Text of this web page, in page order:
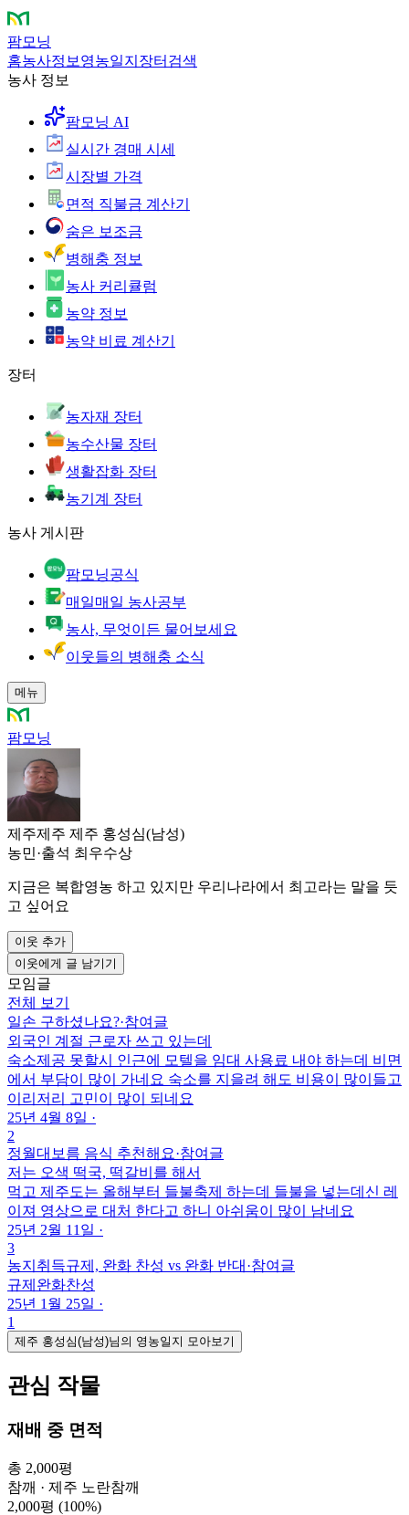
팜모닝
홈농사정보 영농일지 장터 검색
농사 정보
팜모닝 AI
실시간 경매 시세
시장별 가격
면적 직불금 계산기
숨은 보조금
병해충 정보
농사 커리큘럼
농약 정보
농약 비료 계산기
장터
농자재 장터
농수산물 장터
생활잡화 장터
농기계 장터
농사 게시판
팜모닝공식
매일매일 농사공부
농사, 무엇이든 물어보세요
이웃들의 병해충 소식
메뉴
팜모닝
제주제주 제주 홍성심(남성)
농민·출석 최우수상
지금은 복합영농 하고 있지만 우리나라에서 최고라는 말을 듯
고 싶어요
이웃 추가
이웃에게 글 남기기
모임글
전체 보기
일손 구하셨나요?·참여글
외국인 계절 근로자 쓰고 있는데
숙소제공 못할시 인근에 모텔을 임대 사용료 내야 하는데 비면
에서 부담이 많이 가네요 숙소를 지을려 해도 비용이 많이들고
이리저리 고민이 많이 되네요
25년 4월 8일 ·
2
정월대보름 음식 추천해요·참여글
저는 오색 떡국, 떡갈비를 해서
먹고 제주도는 올해부터 들불축제 하는데 들불을 넣는데신 레
이져 영상으로 대처 한다고 하니 아쉬움이 많이 남네요
25년 2월 11일 ·
3
농지취득규제, 완화 찬성 vs 완화 반대 ·참여글
규제완화찬성
25년 1월 25일 ·
1
제주 홍성심(남성)님의 영농일지 모아보기
관심 작물
재배 중 면적
총 2,000평
참깨 · 제주 노란참깨
2,000평 (100%)